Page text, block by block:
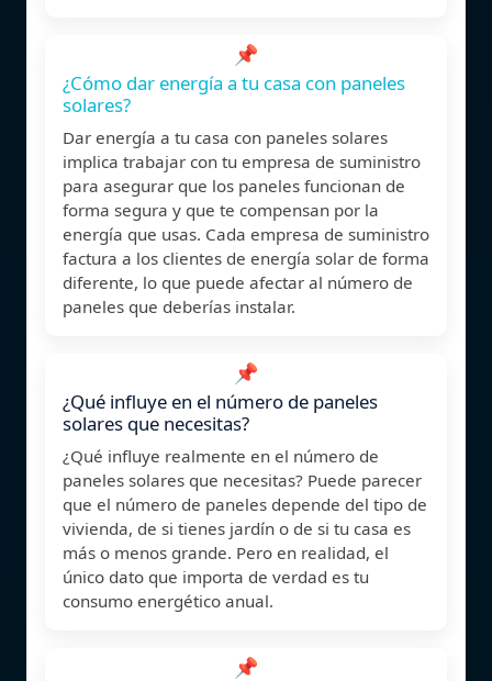
📌
¿Cómo dar energía a tu casa con paneles
solares?
Dar energía a tu casa con paneles solares
implica trabajar con tu empresa de suministro
para asegurar que los paneles funcionan de
forma segura y que te compensan por la
energía que usas. Cada empresa de suministro
factura a los clientes de energía solar de forma
diferente, lo que puede afectar al número de
paneles que deberías instalar.
📌
¿Qué influye en el número de paneles
solares que necesitas?
¿Qué influye realmente en el número de
paneles solares que necesitas? Puede parecer
que el número de paneles depende del tipo de
vivienda, de si tienes jardín o de si tu casa es
más o menos grande. Pero en realidad, el
único dato que importa de verdad es tu
consumo energético anual.
📌